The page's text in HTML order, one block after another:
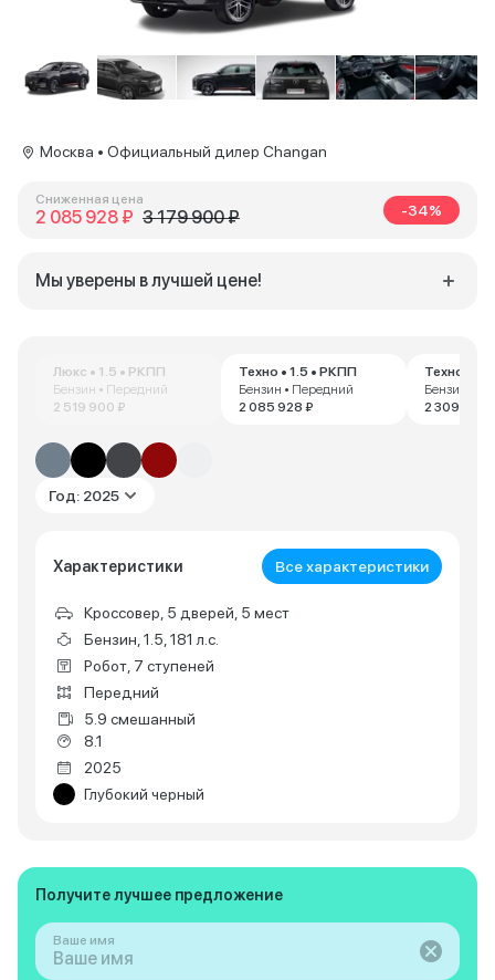
Люкс • 1.5 • РКПП
Бензин • Передний
2 519 900 ₽
Техно • 1.5 • РКПП
Бензин • Передний
2 085 928 ₽
Техно+ •
Бензин •
2 309 900
Год: 2025
Характеристики Все характеристики
Кроссовер, 5 дверей, 5 мест
Бензин, 1.5, 181 л.с.
Робот, 7 ступеней
Передний
5.9 смешанный
8.1
2025
Глубокий черный
Москва • Официальный дилер Changan
Сниженная цена
2 085 928 ₽ 3 179 900 ₽ -34%
Мы уверены в лучшей цене!
Получите лучшее предложение
Ваше имя